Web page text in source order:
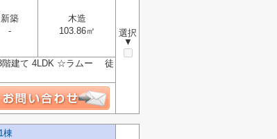
選択
▼
新築
-
木造
103.86㎡
3階建て 4LDK ☆ラムー 徒
棟